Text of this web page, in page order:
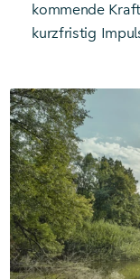
kommende
kurzfristig